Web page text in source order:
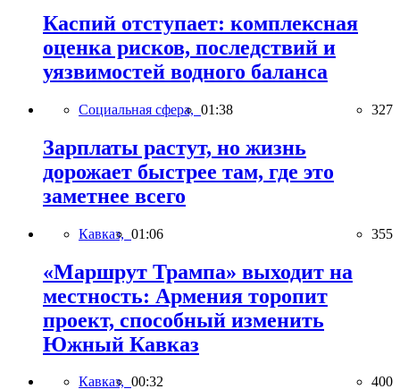
Каспий отступает: комплексная
оценка рисков, последствий и
уязвимостей водного баланса
Социальная сфера, 01:38 327
Зарплаты растут, но жизнь
дорожает быстрее там, где это
заметнее всего
Кавказ, 01:06 355
«Маршрут Трампа» выходит на
местность: Армения торопит
проект, способный изменить
Южный Кавказ
Кавказ, 00:32 400